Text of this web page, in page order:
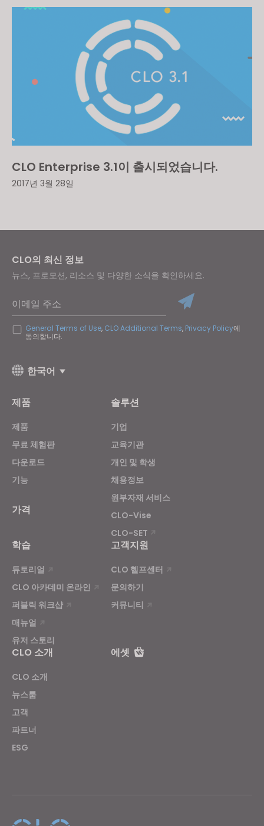
CLO Enterprise 3.1이 출시되었습니다.
2017년 3월 28일
CLO의 최신 정보
뉴스, 프로모션, 리소스 및 다양한 소식을 확인하세요.
이메일 주소
General Terms of Use, CLO Additional Terms, Privacy Policy에
동의합니다.
한국어
제품
제품
무료 체험판
다운로드
기능
가격
솔루션
기업
교육기관
개인 및 학생
채용정보
원부자재 서비스
CLO-Vise
CLO-SET
학습
튜토리얼
CLO 아카데미 온라인
퍼블릭 워크샵
매뉴얼
유저 스토리
고객지원
CLO 헬프센터
문의하기
커뮤니티
CLO 소개
CLO 소개
뉴스룸
고객
파트너
ESG
에셋